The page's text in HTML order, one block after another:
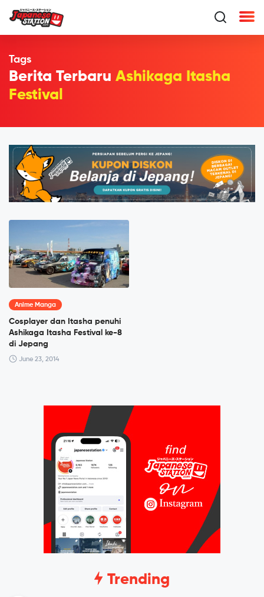
Tags
Berita Terbaru Ashikaga Itasha
Festival
Anime Manga
Cosplayer dan Itasha penuhi
Ashikaga Itasha Festival ke-8
di Jepang
June 23, 2014
Trending